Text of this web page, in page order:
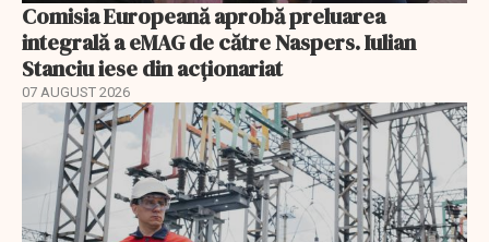
Comisia Europeană aprobă preluarea
integrală a eMAG de către Naspers. Iulian
Stanciu iese din acționariat
07 AUGUST 2026